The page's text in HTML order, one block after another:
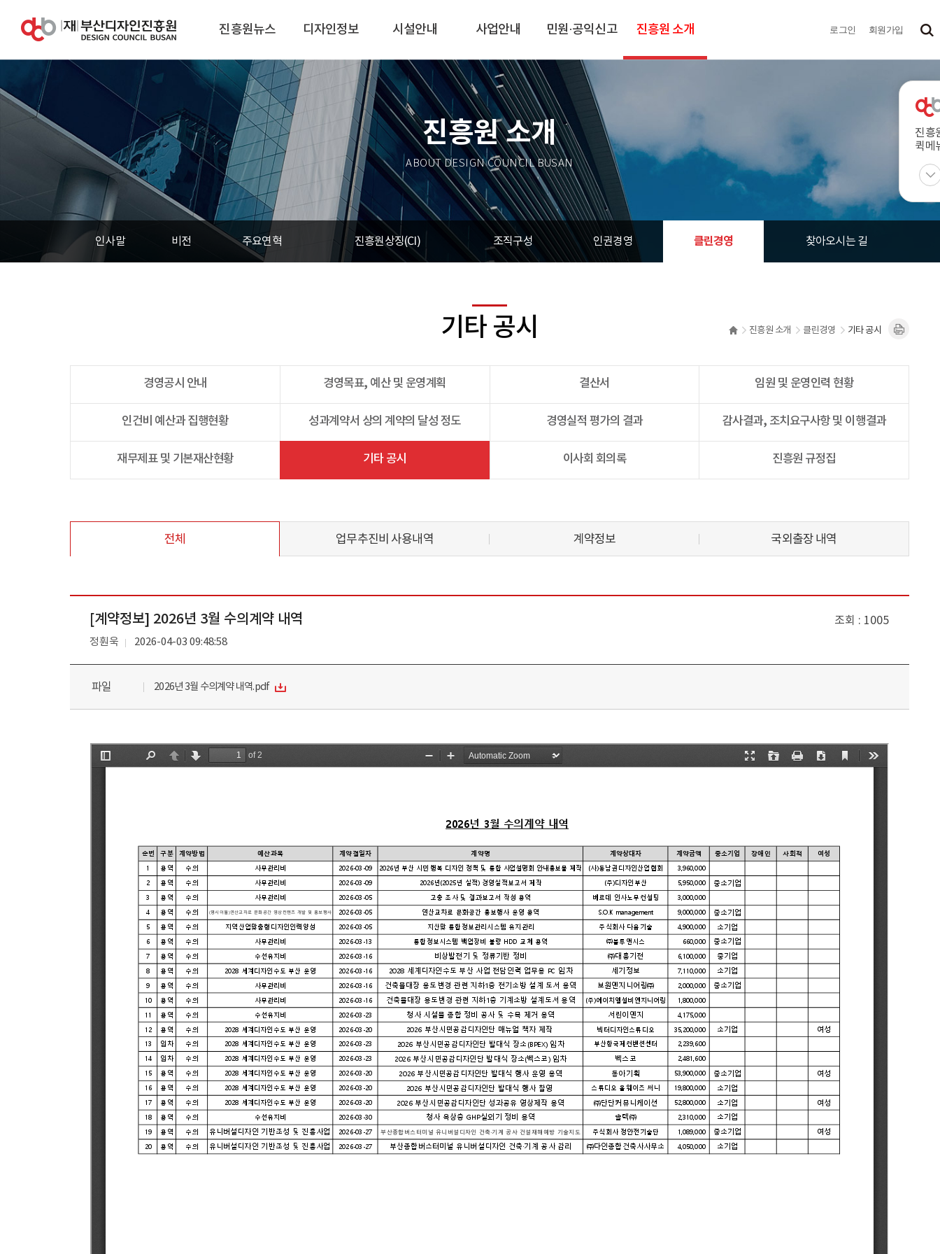
진흥원뉴스 디자인정보 시설안내 사업안내 민원·공익신고 진흥원 소개 로그인 회원가입
진흥
퀵메
진흥원 소개
ABOUT DESIGN COUNCIL BUSAN
인사말 비전 주요연혁 진흥원상징(CI) 조직구성 인권경영 클린경영 찾아오시는 길
기타 공시 진흥원 소개 클린경영 기타 공시
경영공시 안내 경영목표, 예산 및 운영계획 결산서 임원 및 운영인력 현황
인건비 예산과 집행현황 성과계약서 상의 계약의 달성 정도 경영실적 평가의 결과 감사결과, 조치요구사항 및 이행결과
재무제표 및 기본재산현황 기타 공시 이사회 회의록 진흥원 규정집
전체 업무추진비 사용내역 계약정보 국외출장 내역
[계약정보] 2026년 3월 수의계약 내역 조회 1005
정훤욱 2026-04-03 09:48:58
파일 2026년 3월 수의계약 내역.pdf